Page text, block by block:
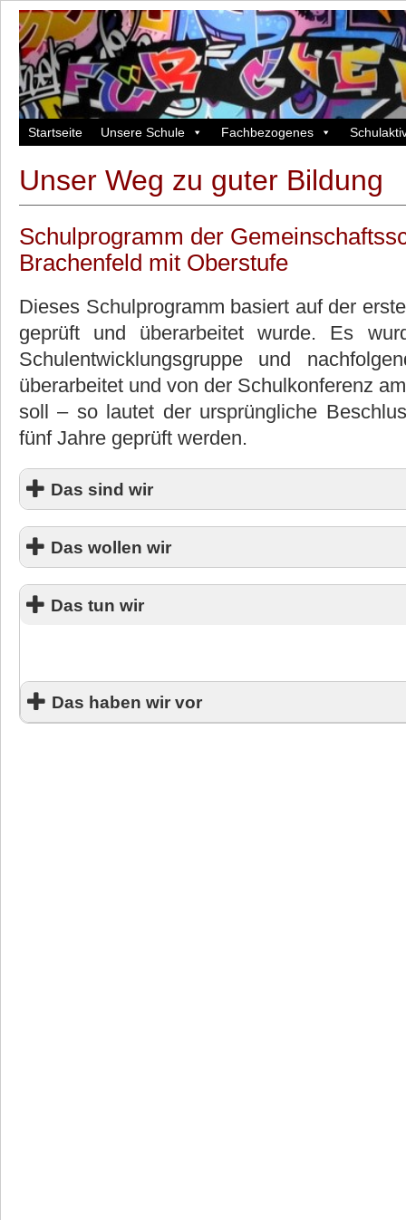
Startseite Unsere Schule Fachbezogenes
Unser Weg zu guter Bildung
Schulprogramm der
Brachenfeld mit Oberstufe
Dieses Schulprogramm basiert auf der
geprüft und überarbeitet wurde. Es
Schulentwicklungsgruppe und
überarbeitet und von der Schulkonferenz
soll – so lautet der ursprüngliche
fünf Jahre geprüft werden.
Das sind wir
Das wollen wir
Das tun wir
Das haben wir vor